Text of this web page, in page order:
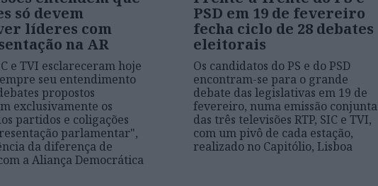
só devem
líderes com
na AR
e TVI esclareceram hoje
seu entendimento
propostos
exclusivamente os
partidos e coligações
parlamentar",
da diferença de
a Aliança Democrática
PSD em 19 de fevereiro
fecha ciclo de 28 debates
eleitorais
Os candidatos do PS e do PSD
encontram-se para o grande
debate das legislativas em 19 de
fevereiro, numa emissão conjunta
das três televisões RTP, SIC e TVI,
com um pivô de cada estação,
realizado no Capitólio, Lisboa